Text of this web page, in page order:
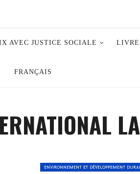
AVEC JUSTICE SOCIALE
FRANÇAIS
ENVIRONNEMENT ET DÉVELOPPEMENT